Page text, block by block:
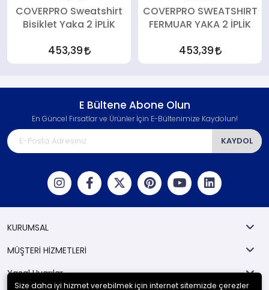
COVERPRO Sweatshirt
Bisiklet Yaka 2 İPLİK
453,39
COVERPRO SWEATSHIRT
FERMUAR YAKA 2 İPLİK
453,39
E Bültene Abone Olun
En Güncel Fırsatlar ve Ürünler İçin E-Bültenimize Kaydolun!
KAYDOL
KURUMSAL
MÜŞTERİ HİZMETLERİ
Yasal Uyarılar
Size daha iyi hizmet verebilmek için internet sitemizde çerezler